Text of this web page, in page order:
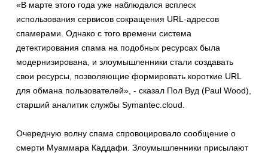
«В марте этого года уже наблюдался всплеск
использования сервисов сокращения URL-адресов
спамерами. Однако с того времени система
детектирования спама на подобных ресурсах была
модернизирована, и злоумышленники стали создавать
свои ресурсы, позволяющие формировать короткие URL
для обмана пользователей», - сказал Пол Вуд (Paul Wood),
старший аналитик службы Symantec.cloud.
Очередную волну спама спровоцировало сообщение о
смерти Муаммара Каддафи. Злоумышленники присылают